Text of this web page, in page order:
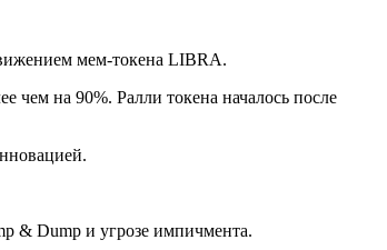
мем-токена LIBRA.
чем на 90%. Ралли токена началось после
& Dump и угрозе импичмента.